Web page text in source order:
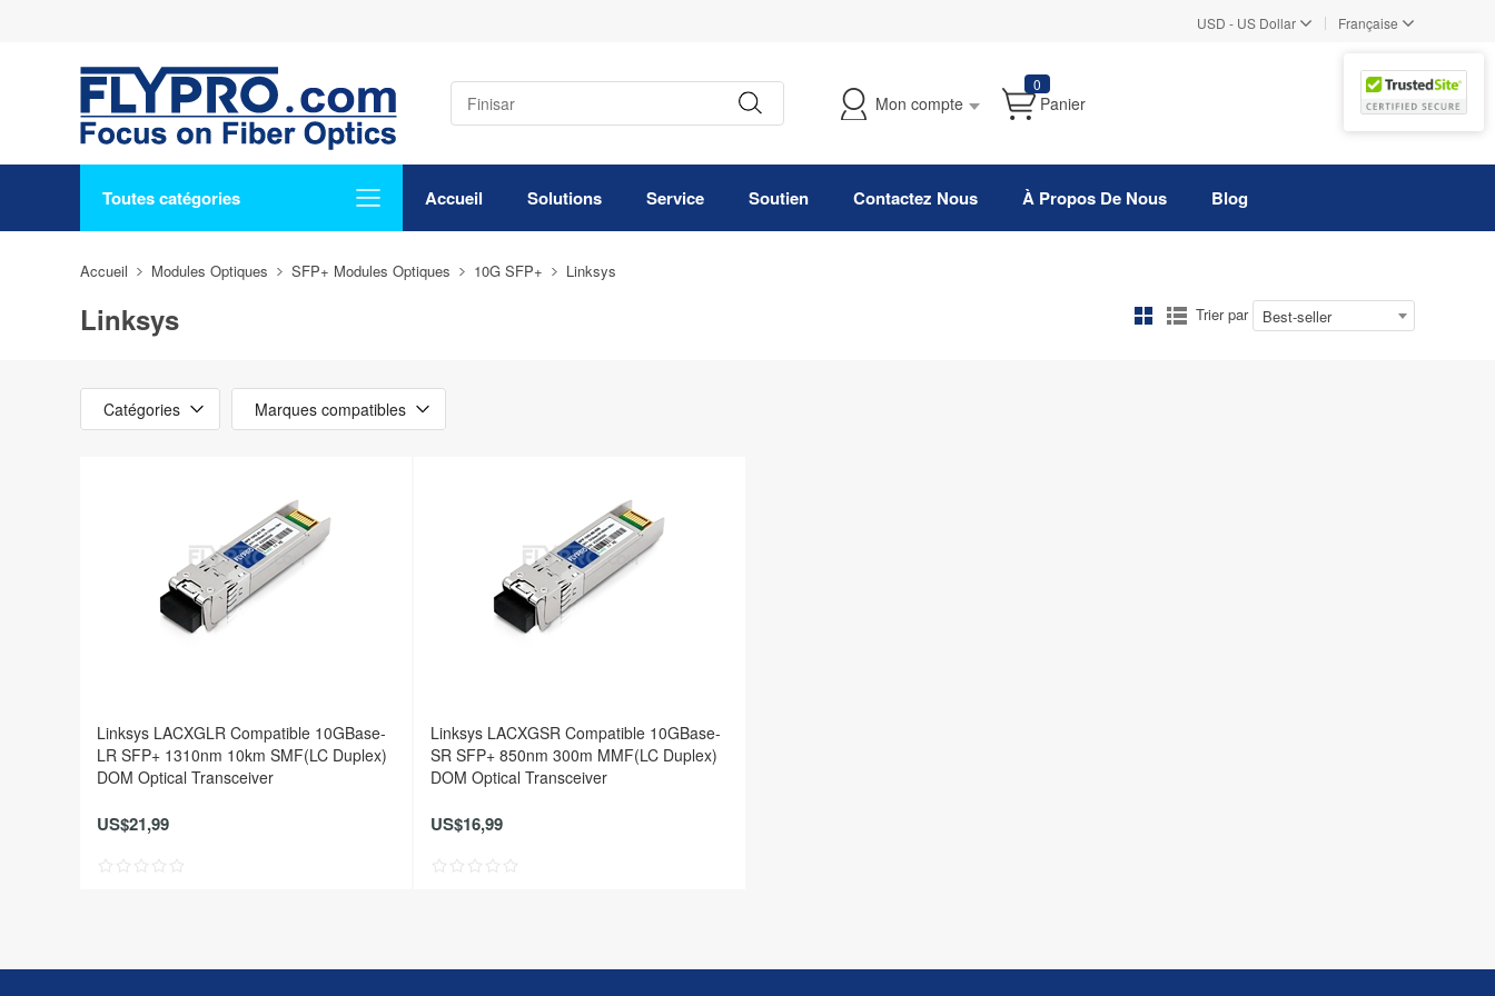
USD - US Dollar | Française
Mon compte
0
Panier
Toutes catégories Accueil Solutions Service Soutien Contactez Nous À Propos De Nous Blog
Accueil Modules Optiques SFP+ Modules Optiques 10G SFP+ Linksys
Linksys Trier par Best-seller
Catégories Marques compatibles
Linksys LACXGLR Compatible 10GBase-
LR SFP+ 1310nm 10km SMF(LC Duplex)
DOM Optical Transceiver
US$21,99
Linksys LACXGSR Compatible 10GBase-
SR SFP+ 850nm 300m MMF(LC Duplex)
DOM Optical Transceiver
US$16,99